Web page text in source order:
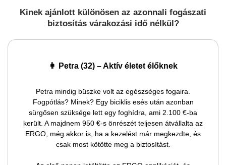
Kinek ajánlott különösen az azonnali fogászati
biztosítás várakozási idő nélkül?
👩 Petra (32) – Aktív életet élőknek
Petra mindig büszke volt az egészséges fogaira.
Fogpótlás? Minek? Egy biciklis esés után azonban
sürgősen szüksége lett egy foghídra, ami 2.100 €-ba
került. A majdnem 950 €-s önrészét teljesen átvállalta az
ERGO, még akkor is, ha a kezelést már megkezdte, és
csak most kötötte meg a biztosítást.